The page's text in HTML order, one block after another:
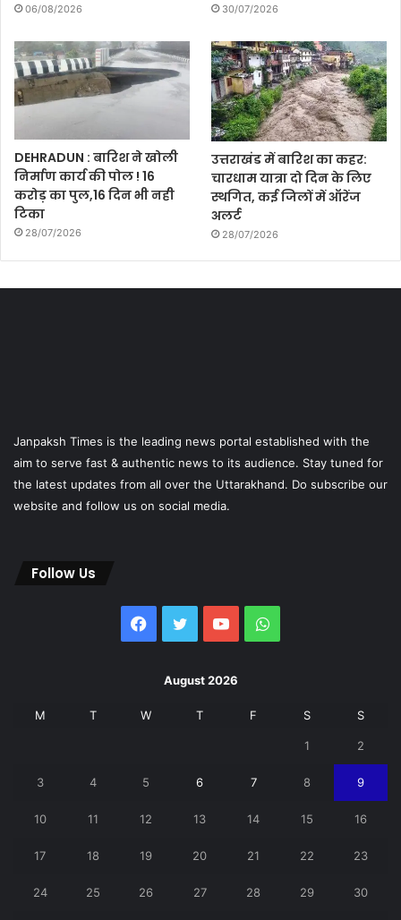
06/08/2026 30/07/2026
DEHRADUN : बारिश ने खोली
निर्माण कार्य की पोल ! 16
करोड़ का पुल,16 दिन भी नही
टिका
28/07/2026
उत्तराखंड में बारिश का कहर:
चारधाम यात्रा दो दिन के लिए
स्थगित, कई जिलों में ऑरेंज
अलर्ट
28/07/2026
Janpaksh Times is the leading news portal established with the
aim to serve fast & authentic news to its audience. Stay tuned for
the latest updates from all over the Uttarakhand. Do subscribe our
website and follow us on social media.
Follow Us
Facebook
Twitter YouTubeWhatsApp
August 2026
M T W T F S S
1 2
3 4 5 6 7 8 9
10 11 12 13 14 15 16
17 18 19 20 21 22 23
24 25 26 27 28 29 30